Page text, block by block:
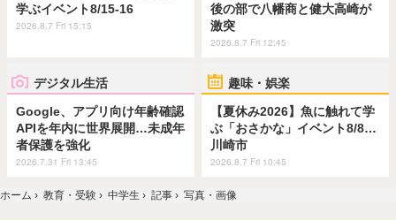
学ぶイベント8/15-16
2026.8.7 Fri 15:15
後の部で八幡商と健大高崎が
激突
2026.8.7 Fri 12:45
デジタル生活
Google、アプリ向け年齢確認
APIを年内に世界展開…未成年
者保護を強化
2026.7.31 Fri 13:45
趣味・娯楽
【夏休み2026】魚に触れて学
ぶ「おさかな」イベント8/8…
川崎市
2026.8.7 Fri 10:45
ホーム › 教育・受験 › 中学生 › 記事 › 写真・画像